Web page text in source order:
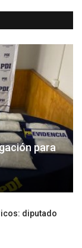
para
diputado